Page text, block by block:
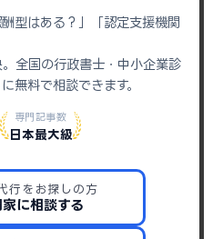
型はある？」「認定支援機関
全国の行政書士・中小企業診
無料で相談できます。
専門記事数
日本最大級
行をお探しの方
に相談する